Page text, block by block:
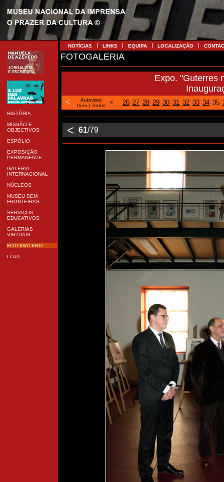
HISTÓRIA
MISSÃO E
OBJECTIVOS
ESPÓLIO
EXPOSIÇÃO
PERMANENTE
GALERIA
INTERNACIONAL
NÚCLEOS
MUSEU SEM
FRONTEIRAS
SERVIÇOS
EDUCATIVOS
GALERIAS
VIRTUAIS
FOTOGALERIA
LOJA
NOTÍCIAS LINKS EQUIPA LOCALIZAÇÃO
FOTOGALERIA
Expo. "Guterres
<
Autoview
Item| Todos < 26 27 28 29 30 31 32 33 34 35
< 61/79